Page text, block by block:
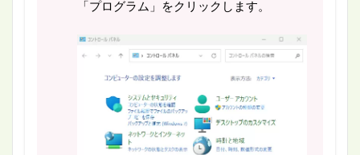
「プログラム」をクリックします。